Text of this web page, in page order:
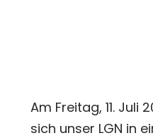
Am Freitag, 11. Juli
sich unser LGN in